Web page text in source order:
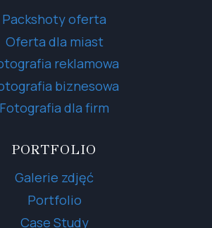
Packshoty oferta
Oferta dla miast
reklamowa
biznesowa
Fotografia dla firm
PORTFOLIO
Galerie zdjęć
Portfolio
Case Study